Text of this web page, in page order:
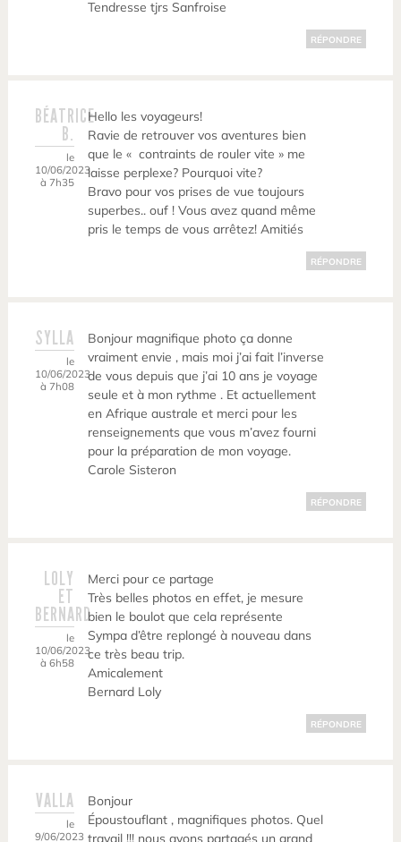
Tendresse tjrs Sanfroise
RÉPONDRE
BÉATRICE
B.
le
10/06/2023
à 7h35
Hello les voyageurs!
Ravie de retrouver vos aventures bien
que le « contraints de rouler vite » me
laisse perplexe? Pourquoi vite?
Bravo pour vos prises de vue toujours
superbes.. ouf ! Vous avez quand même
pris le temps de vous arrêtez! Amitiés
RÉPONDRE
SYLLA
le
10/06/2023
à 7h08
Bonjour magnifique photo ça donne
vraiment envie , mais moi j’ai fait l’inverse
de vous depuis que j’ai 10 ans je voyage
seule et à mon rythme . Et actuellement
en Afrique australe et merci pour les
renseignements que vous m’avez fourni
pour la préparation de mon voyage.
Carole Sisteron
RÉPONDRE
LOLY
ET
BERNARD
le
10/06/2023
à 6h58
Merci pour ce partage
Très belles photos en effet, je mesure
bien le boulot que cela représente
Sympa d’être replongé à nouveau dans
ce très beau trip.
Amicalement
Bernard Loly
RÉPONDRE
VALLA
le
9/06/2023
Bonjour
Époustouflant , magnifiques photos. Quel
travail !!! nous avons partagés un grand